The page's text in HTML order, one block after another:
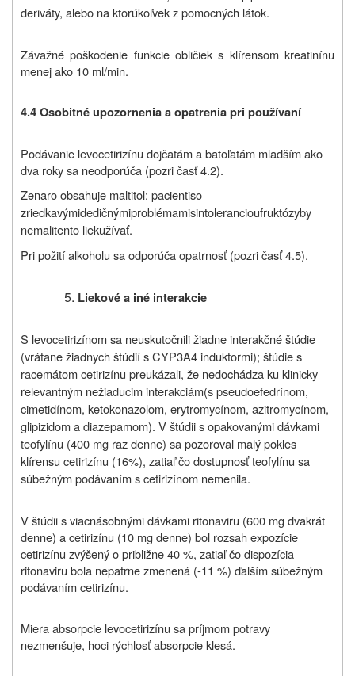
deriváty, alebo na ktorúkoľvek z pomocných látok.
Závažné poškodenie funkcie obličiek s klírensom kreatinínu
menej ako 10 ml/min.
4.4 Osobitné upozornenia a opatrenia pri používaní
Podávanie levocetirizínu dojčatám a batoľatám mladším ako
dva roky sa neodporúča (pozri časť 4.2).
Zenaro obsahuje maltitol: pacientiso
zriedkavýmidedičnýmiproblémamisintolerancioufruktózyby
nemalitento liekužívať.
Pri požití alkoholu sa odporúča opatrnosť (pozričasť 4.5).
Liekové a iné interakcie
S levocetirizínom sa neuskutočnili žiadne interakčné štúdie
(vrátane žiadnych štúdií s CYP3A4 induktormi); štúdie s
racemátom cetirizínu preukázali, že nedochádza ku klinicky
relevantným nežiaducim interakciám(s pseudoefedrínom,
cimetidínom, ketokonazolom, erytromycínom, azitromycínom,
glipizidom a diazepamom). V štúdii s opakovanými dávkami
teofylínu (400 mg raz denne) sa pozoroval malý pokles
klírensu cetirizínu (16%), zatiaľ čo dostupnosť teofylínu sa
súbežným podávaním s cetirizínom nemenila.
V štúdii s viacnásobnými dávkami ritonaviru (600 mg dvakrát
denne) a cetirizínu (10 mg denne) bol rozsah expozície
cetirizínu zvýšený o približne 40 %, zatiaľ čo dispozícia
ritonaviru bola nepatrne zmenená (-11 %) ďalším súbežným
podávaním cetirizínu.
Miera absorpcie levocetirizínu sa príjmom potravy
nezmenšuje, hoci rýchlosť absorpcie klesá.